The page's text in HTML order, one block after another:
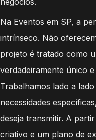
Na Eventos em SP, a
intrínseco. Não
projeto é tratado como
verdadeiramente único
Trabalhamos lado a
necessidades
deseja transmitir. A
criativo e um plano de